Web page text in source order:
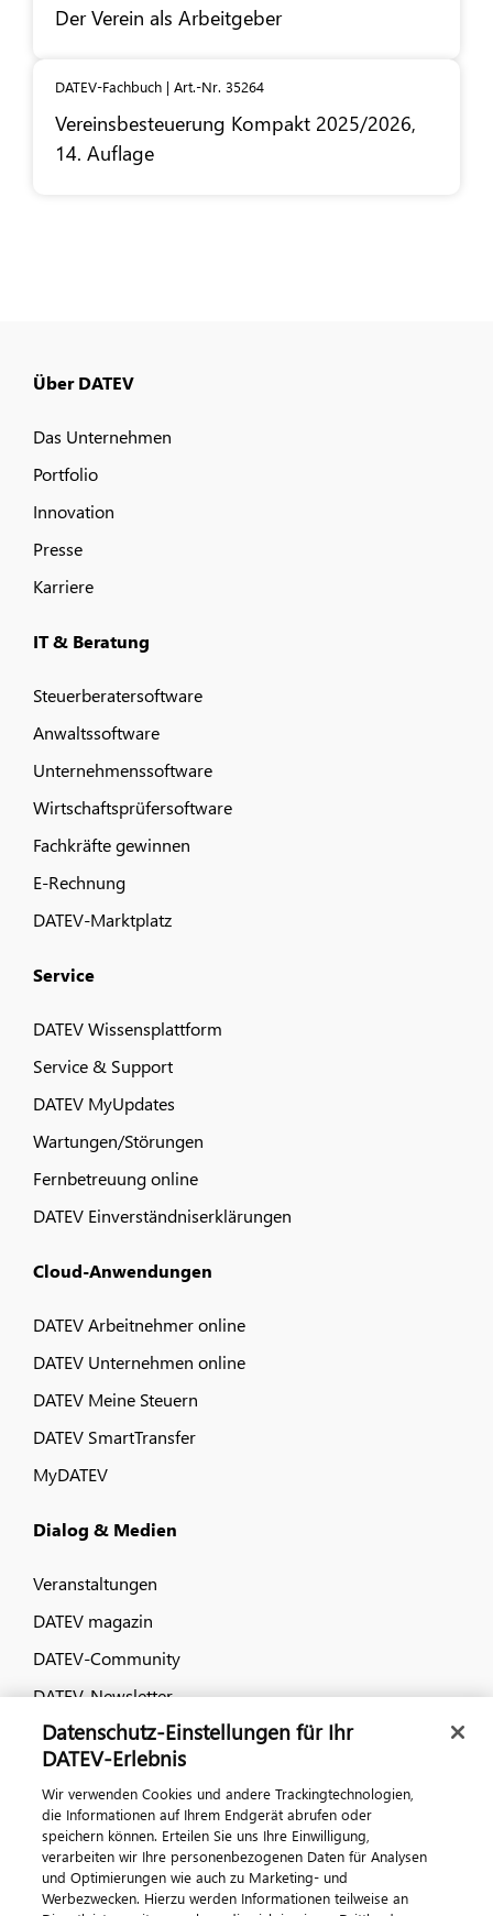
Der Verein als Arbeitgeber
DATEV-Fachbuch | Art.-Nr. 35264
Vereinsbesteuerung Kompakt 2025/2026,
14. Auflage
Über DATEV
Das Unternehmen
Portfolio
Innovation
Presse
Karriere
IT & Beratung
Steuerberatersoftware
Anwaltssoftware
Unternehmenssoftware
Wirtschaftsprüfersoftware
Fachkräfte gewinnen
E-Rechnung
DATEV-Marktplatz
Service
DATEV Wissensplattform
Service & Support
DATEV MyUpdates
Wartungen/Störungen
Fernbetreuung online
DATEV Einverständniserklärungen
Cloud-Anwendungen
DATEV Arbeitnehmer online
DATEV Unternehmen online
DATEV Meine Steuern
DATEV SmartTransfer
MyDATEV
Dialog & Medien
Veranstaltungen
DATEV magazin
DATEV-Community
DATEV-Newsletter
Kontaktieren Sie uns
Datenschutz-Einstellungen für Ihr
DATEV-Erlebnis
Wir verwenden Cookies und andere Trackingtechnologien,
die Informationen auf Ihrem Endgerät abrufen oder
speichern können. Erteilen Sie uns Ihre Einwilligung,
verarbeiten wir Ihre personenbezogenen Daten für Analysen
und Optimierungen wie auch zu Marketing- und
Werbezwecken. Hierzu werden Informationen teilweise an